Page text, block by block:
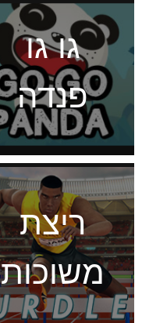
גו גו
פנדה
ריצת
משוכות